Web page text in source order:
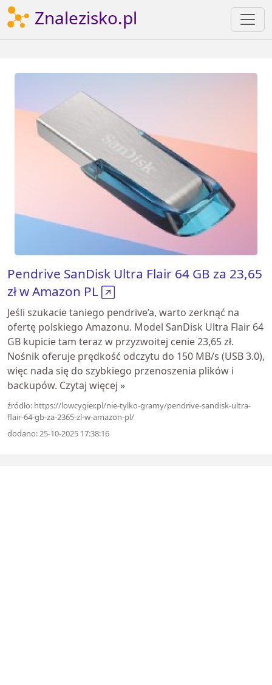
Znalezisko.pl
Pendrive SanDisk Ultra Flair 64 GB za 23,65
zł w Amazon PL
Jeśli szukacie taniego pendrive’a, warto zerknąć na
ofertę polskiego Amazonu. Model SanDisk Ultra Flair 64
GB kupicie tam teraz w przyzwoitej cenie 23,65 zł.
Nośnik oferuje prędkość odczytu do 150 MB/s (USB 3.0),
więc nada się do szybkiego przenoszenia plików i
backupów. Czytaj więcej »
źródło: https://lowcygier.pl/nie-tylko-gramy/pendrive-sandisk-ultra-
flair-64-gb-za-2365-zl-w-amazon-pl/
dodano: 25-10-2025 17:38:16